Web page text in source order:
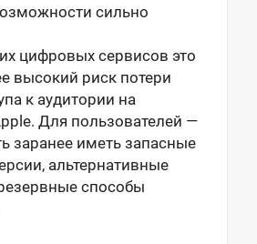
сильно
цифровых сервисов это
высокий риск потери
к аудитории на
Для пользователей —
заранее иметь запасные
альтернативные
способы